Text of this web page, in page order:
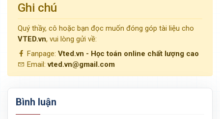
Ghi chú
Quý thầy, cô hoặc bạn đọc muốn đóng góp tài liệu cho
VTED.vn, vui lòng gửi về:
Fanpage: Vted.vn - Học toán online chất lượng cao
Email:vted.vn@gmail.com
Bình luận